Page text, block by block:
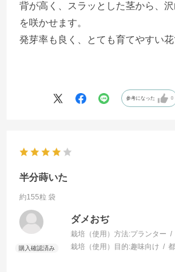
背が高く、スラッとした茎から、
を咲かせます。
発芽率も良く、とても育てやすい花
参考になった 0
半分蒔いた
約155粒 袋
ダメおぢ
栽培（使用）方法:プランター
栽培（使用）目的:趣味向け